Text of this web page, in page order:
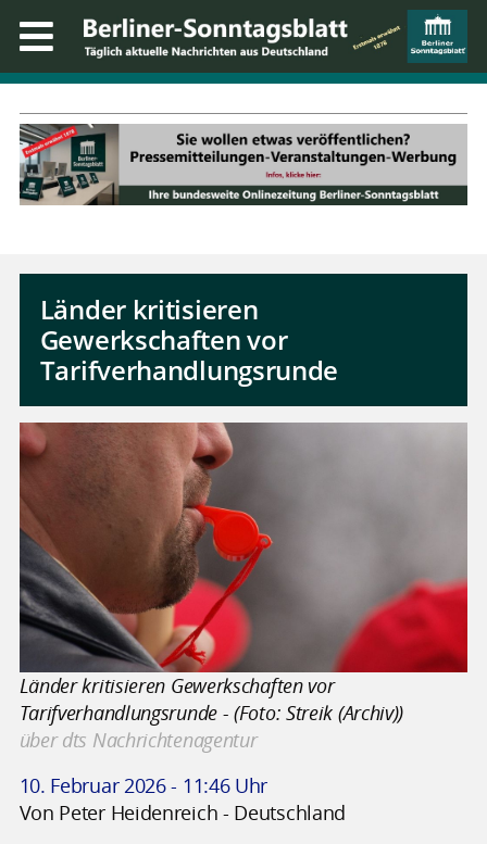
Länder kritisieren
Gewerkschaften vor
Tarifverhandlungsrunde
Länder kritisieren Gewerkschaften vor
Tarifverhandlungsrunde - (Foto: Streik (Archiv))
über dts Nachrichtenagentur
10. Februar 2026 - 11:46 Uhr
Von Peter Heidenreich - Deutschland